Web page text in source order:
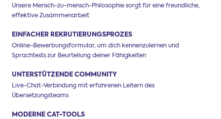
Unsere Mensch-zu-mensch-Philosophie sorgt für eine freundliche,
effektive Zusammenarbeit
EINFACHER REKRUTIERUNGSPROZES
Online-Bewerbungsformular, um dich kennenzulernen und
Sprachtests zur Beurteilung deiner Fähigkeiten
UNTERSTÜTZENDE COMMUNITY
Live-Chat-Verbindung mit erfahrenen Leitern des
Übersetzungsteams
MODERNE CAT-TOOLS